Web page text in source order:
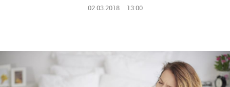
02.03.2018 13:00